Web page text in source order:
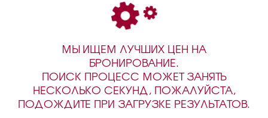
МЫ ИЩЕМ ЛУЧШИХ ЦЕН НА
БРОНИРОВАНИЕ.
ПОИСК ПРОЦЕСС МОЖЕТ ЗАНЯТЬ
НЕСКОЛЬКО СЕКУНД, ПОЖАЛУЙСТА,
ПОДОЖДИТЕ ПРИ ЗАГРУЗКЕ РЕЗУЛЬТАТОВ.